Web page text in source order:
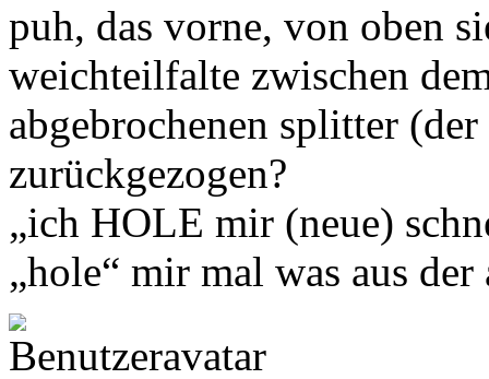
puh, das vorne, von oben
weichteilfalte zwischen
abgebrochenen splitter
zurückgezogen?
„ich HOLE mir (neue)
„hole“ mir mal was aus